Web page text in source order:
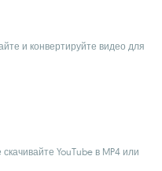
и конвертируйте видео для
YouTube в MP4 или